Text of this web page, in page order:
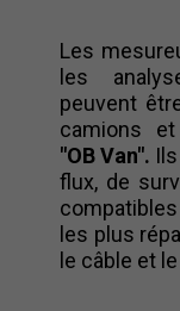
Les
les
peuvent
camions
"OB Van".
flux, de
les plus
le câble et